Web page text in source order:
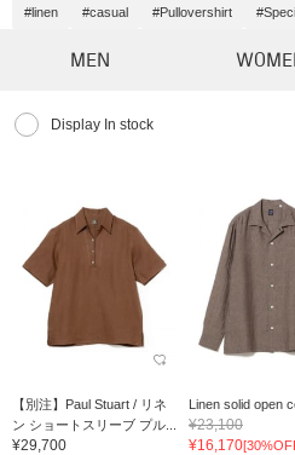
#linen #casual #Pullovershirt
MEN
Display In stock
【別注】Paul Stuart / リネ
ン ショートスリーブ プル...
¥29,700
Linen solid open
¥23,100
¥16,170